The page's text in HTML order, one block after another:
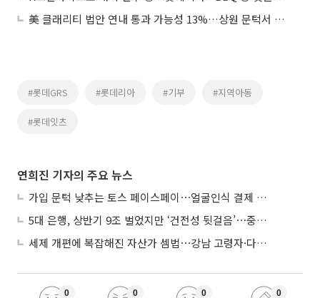
美 클래리티 법안 연내 통과 가능성 13%…상원 문턱서 제동
#롯데GRS #롯데리아 #기부 #지역아동
#롯데잇츠
연희진 기자의 주요 뉴스
가입 문턱 낮추는 토스 페이스페이⋯얼굴인식 결제 확산 속도낸다
5대 은행, 상반기 9조 벌었지만 ‘건전성 뒷걸음’⋯중기대출 문턱 높아지나
세제 개편에 복잡해진 자산가 셈법⋯강남 고령자·다주택자 ‘자산재편 고심’
0 0 0 0